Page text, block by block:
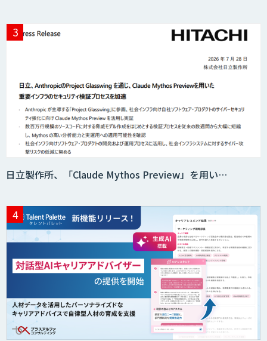
匠KIBIT零
saki-mori
AI・DXコンサルティング伴走支援サービ
AI受託開発（データ分析・画像認識）
日立製作所、「Claude Mythos Preview」を用い…